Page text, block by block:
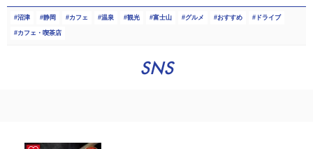
沼津 静岡 カフェ 温泉 観光 富士山 グルメ おすすめ ドライブ
カフェ・喫茶店
SNS